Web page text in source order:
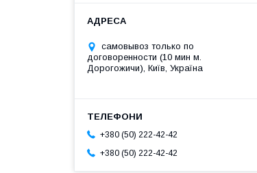
самовывоз только по
договоренности (10 мин м.
Дорогожичи), Київ, Україна
+380 (50) 222-42-42
+380 (50) 222-42-42